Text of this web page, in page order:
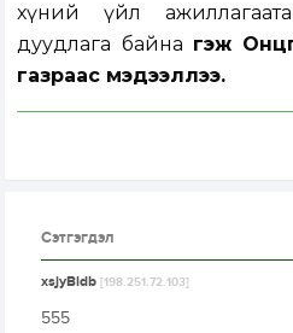
хүний үйл
дуудлага байна гэж
газраас мэдээллээ.
Сэтгэгдэл
xsjyBldb[198.251.72.103]
555